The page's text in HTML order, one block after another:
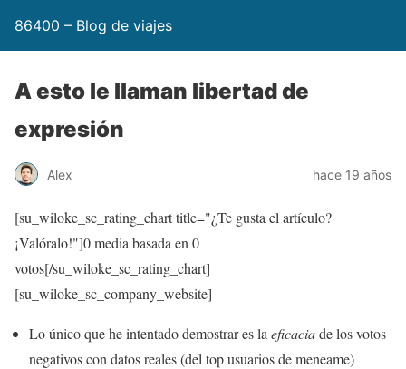
86400 – Blog de viajes
A esto le llaman libertad de
expresión
Alex hace 19 años
[su_wiloke_sc_rating_chart title="¿Te gusta el artículo?
¡Valóralo!"]0media basada en 0
votos[/su_wiloke_sc_rating_chart]
[su_wiloke_sc_company_website]
Lo único que he intentado demostrar es la eficaciade los votos
negativos con datos reales (del top usuarios de meneame)